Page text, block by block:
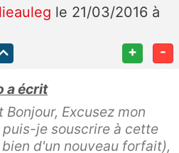
le 21/03/2016 à
+ -
a écrit
Excusez mon
je souscrire à cette
d'un nouveau forfait),